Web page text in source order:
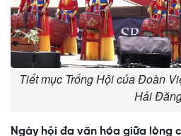
Tiết mục Trống Hội của Đoàn
Hải
Ngày hội đa văn hóa giữa lòng